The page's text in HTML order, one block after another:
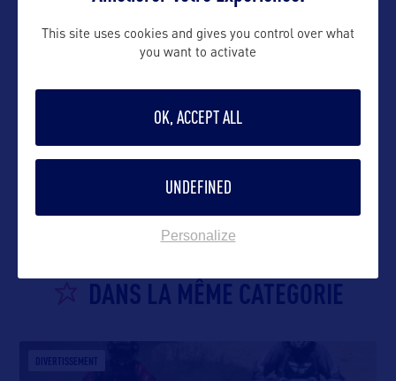
VOIR LE SITE
DANS LA MÊME CATEGORIE
DIVERTISSEMENT
This site uses cookies and gives you control over what
you want to activate
OK, ACCEPT ALL
UNDEFINED
Personalize